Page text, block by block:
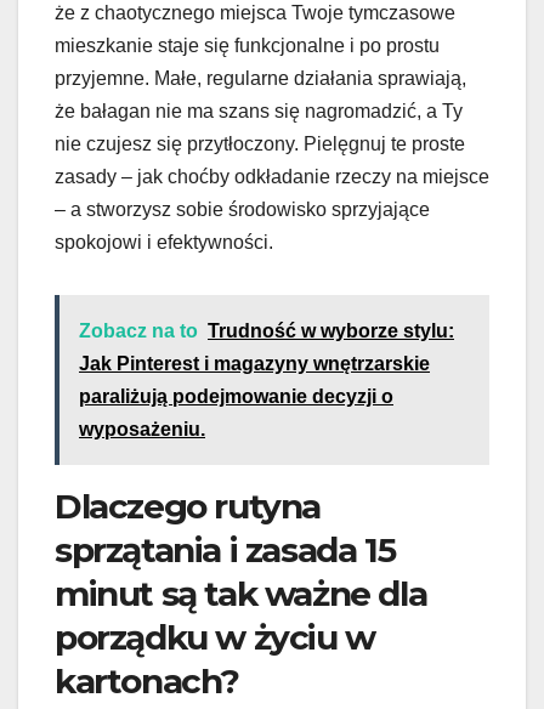
że z chaotycznego miejsca Twoje tymczasowe
mieszkanie staje się funkcjonalne i po prostu
przyjemne. Małe, regularne działania sprawiają,
że bałagan nie ma szans się nagromadzić, a Ty
nie czujesz się przytłoczony. Pielęgnuj te proste
zasady – jak choćby odkładanie rzeczy na miejsce
– a stworzysz sobie środowisko sprzyjające
spokojowi i efektywności.
Zobacz na to Trudność w wyborze stylu:
Jak Pinterest i magazyny wnętrzarskie
paraliżują podejmowanie decyzji o
wyposażeniu.
Dlaczego rutyna
sprzątania i zasada 15
minut są tak ważne dla
porządku w życiu w
kartonach?